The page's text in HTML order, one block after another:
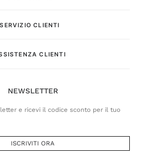
SERVIZIO CLIENTI
CLIENTI
NEWSLETTER
e ricevi il codice sconto per il tuo
ISCRIVITI ORA
Customer Service